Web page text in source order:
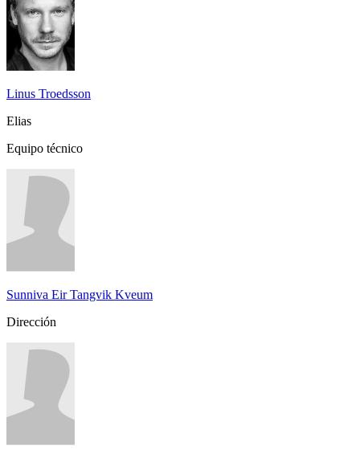
Linus Troedsson
Elias
Equipo técnico
Sunniva Eir Tangvik Kveum
Dirección